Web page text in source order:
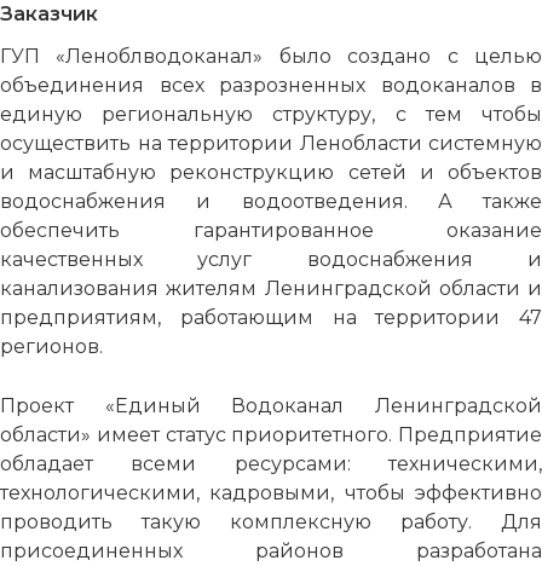
Заказчик
ГУП «Леноблводоканал» было создано с целью
объединения всех разрозненных водоканалов в
единую региональную структуру, с тем чтобы
осуществить на территории Ленобласти системную
и масштабную реконструкцию сетей и объектов
водоснабжения и водоотведения. А также
обеспечить гарантированное оказание
качественных услуг водоснабжения и
канализования жителям Ленинградской области и
предприятиям, работающим на территории 47
регионов.
Проект «Единый Водоканал Ленинградской
области» имеет статус приоритетного. Предприятие
обладает всеми ресурсами: техническими,
технологическими, кадровыми, чтобы эффективно
проводить такую комплексную работу. Для
присоединенных районов разработана